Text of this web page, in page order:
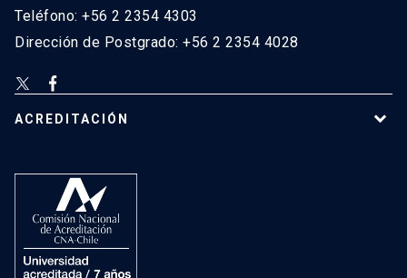
Teléfono: +56 2 2354 4303
Dirección de Postgrado: +56 2 2354 4028
ACREDITACIÓN